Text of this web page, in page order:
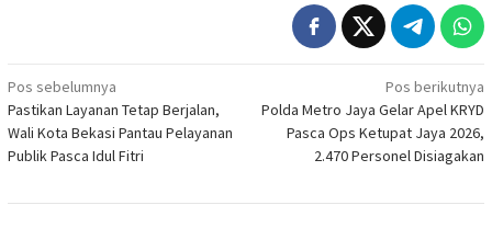
Navigasi
pos
Pos sebelumnya
Pastikan Layanan Tetap Berjalan,
Wali Kota Bekasi Pantau Pelayanan
Publik Pasca Idul Fitri
Pos berikutnya
Polda Metro Jaya Gelar Apel KRYD
Pasca Ops Ketupat Jaya 2026,
2.470 Personel Disiagakan